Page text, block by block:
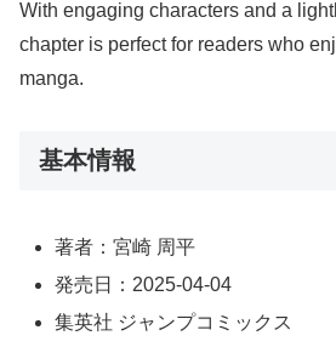
With engaging characters and a
chapter is perfect for readers who
manga.
基本情報
著者：宮崎 周平
発売日：2025-04-04
集英社 ジャンプコミックス